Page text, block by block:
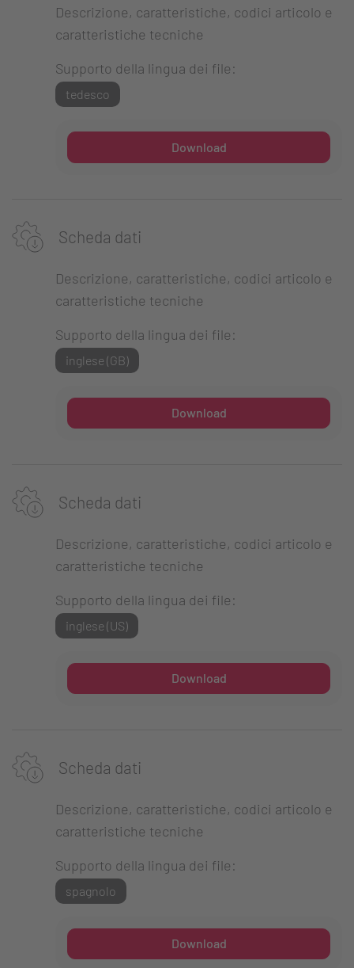
Descrizione, caratteristiche, codici articolo e
caratteristiche tecniche
Supporto della lingua dei file:
tedesco
Download
Scheda dati
Descrizione, caratteristiche, codici articolo e
caratteristiche tecniche
Supporto della lingua dei file:
inglese (GB)
Download
Scheda dati
Descrizione, caratteristiche, codici articolo e
caratteristiche tecniche
Supporto della lingua dei file:
inglese (US)
Download
Scheda dati
Descrizione, caratteristiche, codici articolo e
caratteristiche tecniche
Supporto della lingua dei file:
spagnolo
Download